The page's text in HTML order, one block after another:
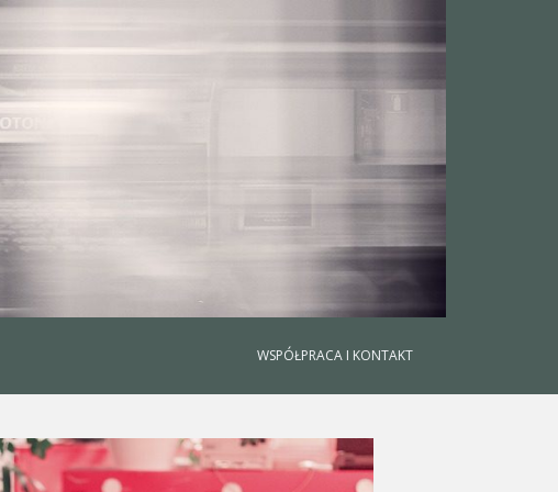
WSPÓŁPRACA I KONTAKT